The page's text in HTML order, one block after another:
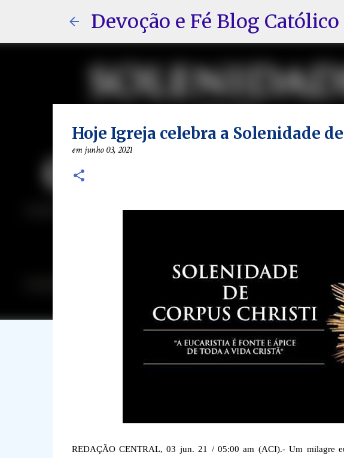
Devoção e Fé Blog Católico
Hoje Igreja celebra a Solenidade
emjunho 03, 2021
REDAÇÃO CENTRAL, 03 jun. 21 / 05:00 am (ACI).- Um milagre